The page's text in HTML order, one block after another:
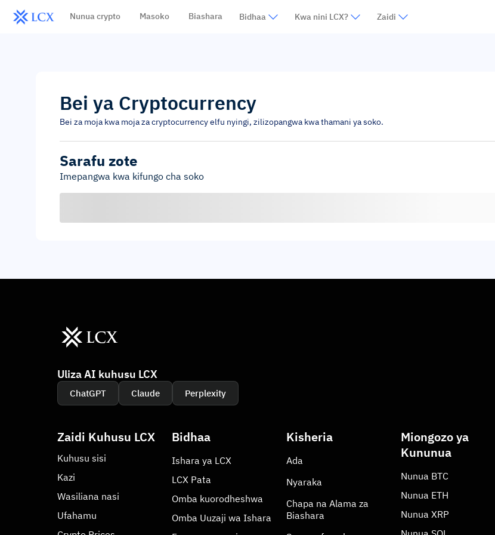
Nunua crypto Masoko Biashara Bidhaa Kwa nini LCX? Zaidi
Bei ya Cryptocurrency
Bei za moja kwa moja za cryptocurrency elfu nyingi, zilizopangwa kwa thamani ya soko.
Sarafu zote
Imepangwa kwa kifungo cha soko
Uliza AI kuhusu LCX
ChatGPT Claude Perplexity
Zaidi Kuhusu LCX
Kuhusu sisi
Kazi
Wasiliana nasi
Ufahamu
Bidhaa
Ishara ya LCX
LCX Pata
Omba kuorodheshwa
Omba Uuzaji wa Ishara
Kisheria
Ada
Nyaraka
Chapa na Alama za
Biashara
Miongozo ya
Kununua
Nunua BTC
Nunua ETH
Nunua XRP